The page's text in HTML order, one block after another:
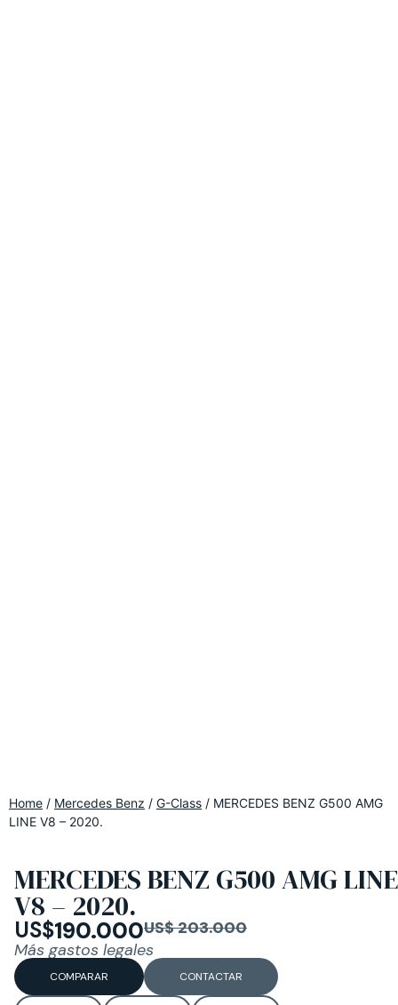
Home / Mercedes Benz / G-Class / MERCEDES BENZ G500 AMG
LINE V8 – 2020.
MERCEDES BENZ G500 AMG LINE
V8 – 2020.
US$190.000US$ 203.000
Más gastos legales
COMPARAR CONTACTAR